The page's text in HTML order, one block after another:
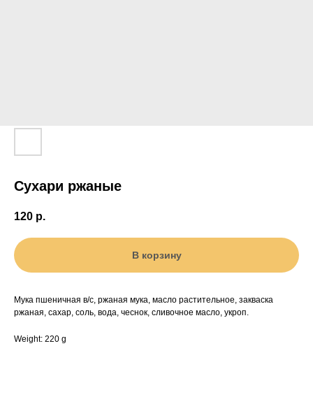
Сухари ржаные
120 р.
В корзину
Мука пшеничная в/с, ржаная мука, масло растительное, закваска
ржаная, сахар, соль, вода, чеснок, сливочное масло, укроп.
Weight: 220 g